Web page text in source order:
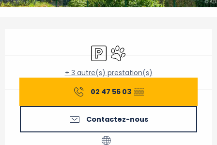
ParkingAnimaux acceptés
+ 3 autre(s) prestation(s)
02 47 56 03 ▒▒
Contactez-nous